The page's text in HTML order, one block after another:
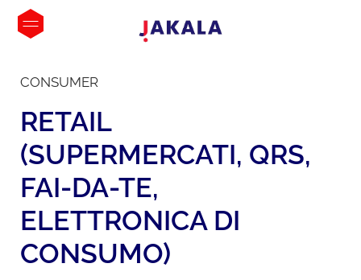
CONSUMER
RETAIL
(SUPERMERCATI, QRS,
FAI-DA-TE,
ELETTRONICA DI
CONSUMO)